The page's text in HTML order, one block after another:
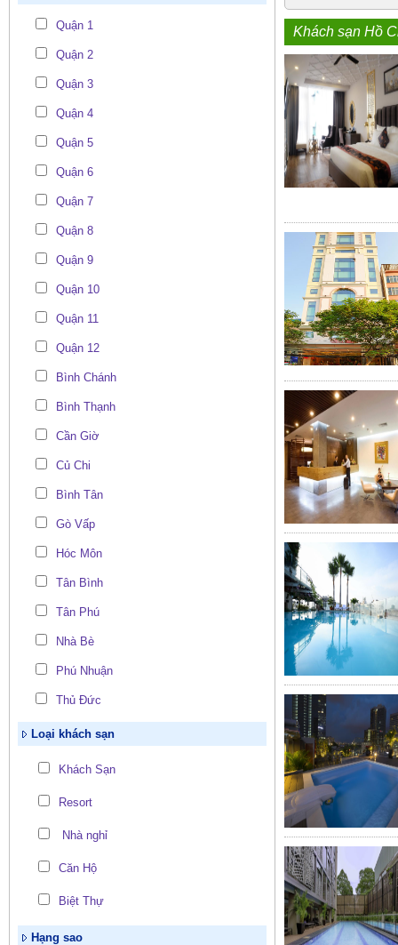
Quận 1
Quận 2
Quận 3
Quận 4
Quận 5
Quận 6
Quận 7
Quận 8
Quận 9
Quận 10
Quận 11
Quận 12
Bình Chánh
Bình Thạnh
Cần Giờ
Củ Chi
Bình Tân
Gò Vấp
Hóc Môn
Tân Bình
Tân Phú
Nhà Bè
Phú Nhuận
Thủ Đức
Loại khách sạn
Khách Sạn
Resort
Nhà nghỉ
Căn Hộ
Biệt Thự
Hạng sao
Khách sạn Hồ